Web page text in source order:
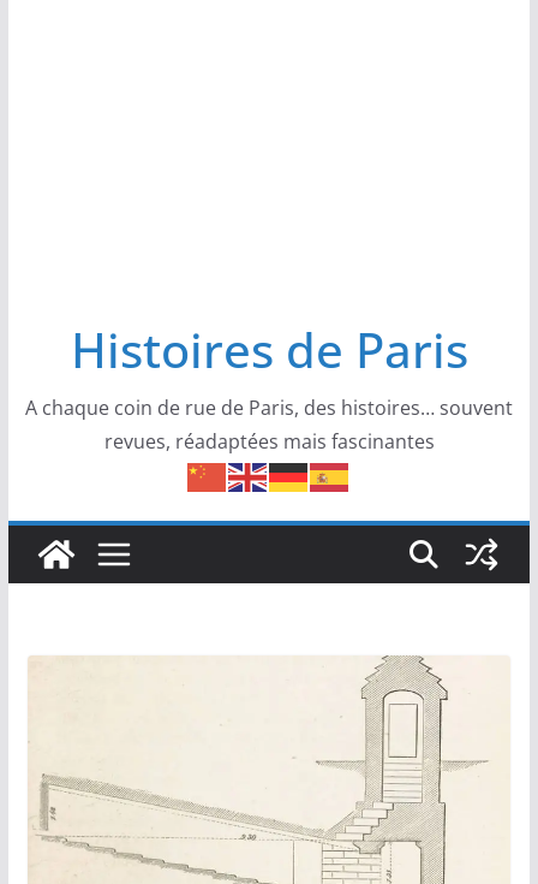
Histoires de Paris
A chaque coin de rue de Paris, des histoires… souvent
revues, réadaptées mais fascinantes